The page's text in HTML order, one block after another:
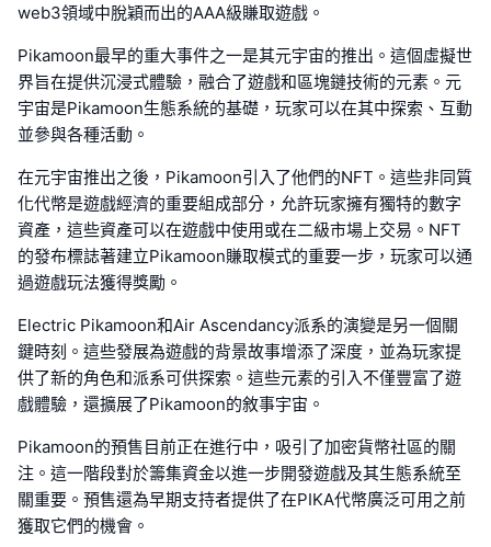
web3領域中脫穎而出的AAA級賺取遊戲。
Pikamoon最早的重大事件之一是其元宇宙的推出。這個虛擬世
界旨在提供沉浸式體驗，融合了遊戲和區塊鏈技術的元素。元
宇宙是Pikamoon生態系統的基礎，玩家可以在其中探索、互動
並參與各種活動。
在元宇宙推出之後，Pikamoon引入了他們的NFT。這些非同質
化代幣是遊戲經濟的重要組成部分，允許玩家擁有獨特的數字
資產，這些資產可以在遊戲中使用或在二級市場上交易。NFT
的發布標誌著建立Pikamoon賺取模式的重要一步，玩家可以通
過遊戲玩法獲得獎勵。
Electric Pikamoon和Air Ascendancy派系的演變是另一個關
鍵時刻。這些發展為遊戲的背景故事增添了深度，並為玩家提
供了新的角色和派系可供探索。這些元素的引入不僅豐富了遊
戲體驗，還擴展了Pikamoon的敘事宇宙。
Pikamoon的預售目前正在進行中，吸引了加密貨幣社區的關
注。這一階段對於籌集資金以進一步開發遊戲及其生態系統至
關重要。預售還為早期支持者提供了在PIKA代幣廣泛可用之前
獲取它們的機會。